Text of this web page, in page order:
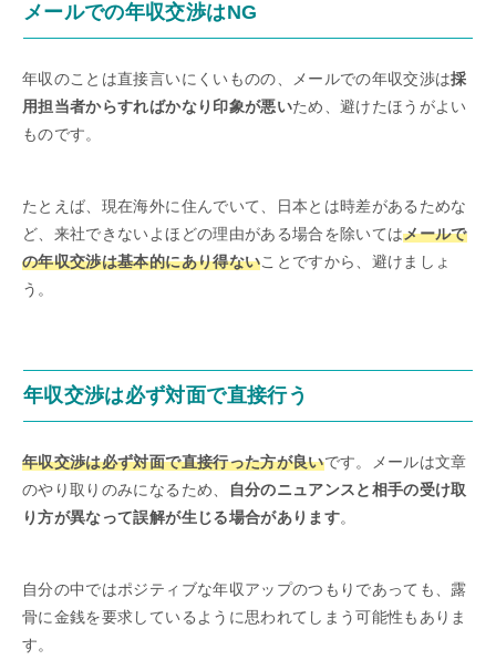
メールでの年収交渉はNG
年収のことは直接言いにくいものの、メールでの年収交渉は採
用担当者からすればかなり印象が悪いため、避けたほうがよい
ものです。
たとえば、現在海外に住んでいて、日本とは時差があるためな
ど、来社できないよほどの理由がある場合を除いてはメールで
の年収交渉は基本的にあり得ないことですから、避けましょ
う。
年収交渉は必ず対面で直接行う
年収交渉は必ず対面で直接行った方が良いです。メールは文章
のやり取りのみになるため、
自分のニュアンスと相手の受け取
り方が異なって誤解が生じる場合があります。
自分の中ではポジティブな年収アップのつもりであっても、露
骨に金銭を要求しているように思われてしまう可能性もありま
す。